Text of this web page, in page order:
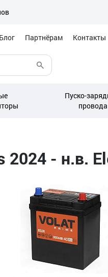
Блог Партнёрам Контакты
Пуско-
провода
2024 - н.в.